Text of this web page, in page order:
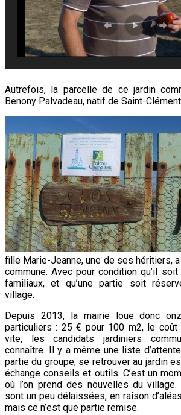
Autrefois, la parcelle de ce jardin
Benony Palvadeau, natif de Saint-
fille Marie-Jeanne, une de ses héritiers,
commune. Avec pour condition qu’il
familiaux, et qu’une partie soit
village.
Depuis 2013, la mairie loue donc
particuliers : 25 € pour 100 m2, le coût
vite, les candidats jardiniers
connaître. Il y a même une liste
partie du groupe, se retrouver au jardin
échange conseils et outils. C’est un
où l’on prend des nouvelles du village.
sont un peu délaissées, en raison
mais ce n’est que partie remise.